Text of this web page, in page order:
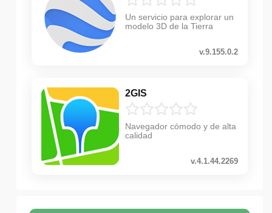
Un servicio para explorar un
modelo 3D de la Tierra
v.9.155.0.2
2GIS
Navegador cómodo y de alta
calidad
v.4.1.44.2269